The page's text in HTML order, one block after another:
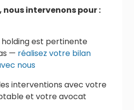
intervenons pour :
holding est pertinente
— réalisez votre bilan
nous
interventions avec votre
et votre avocat